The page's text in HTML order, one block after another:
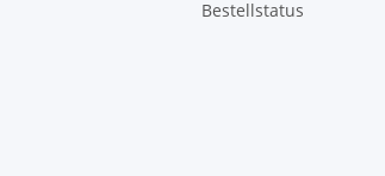
Bestellstatus